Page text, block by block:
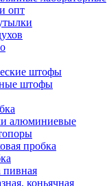
опт
штофы
штофы
алюминиевые
пробка
пивная
коньячная